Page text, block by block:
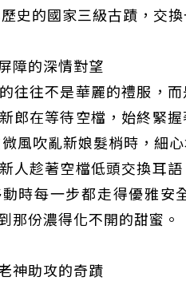
史的國家三級古蹟，交換
障的深情對望
往往不是華麗的禮服，
郎在等待空檔，始終緊
風吹亂新娘髮梢時，細
人趁著空檔低頭交換耳
時每一步都走得優雅安
那份濃得化不開的甜蜜。
神助攻的奇蹟
僅